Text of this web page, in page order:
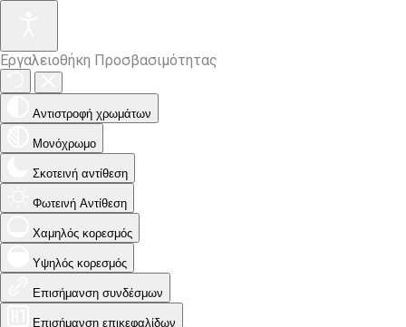
Εργαλειοθήκη Προσβασιμότητας
Αντιστροφή χρωμάτων
Μονόχρωμο
Σκοτεινή αντίθεση
Φωτεινή Αντίθεση
Χαμηλός κορεσμός
Υψηλός κορεσμός
Επισήμανση συνδέσμων
Επισήμανση επικεφαλίδων